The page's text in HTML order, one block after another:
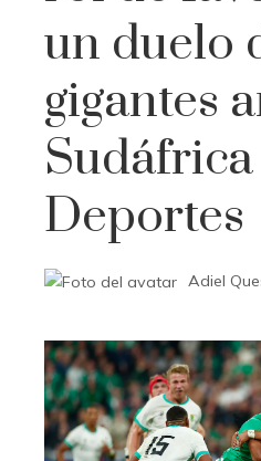
un duelo
gigantes
Sudáfrica
Deportes
Adiel